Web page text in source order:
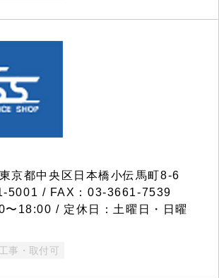
都中央区日本橋小伝馬町8-6
5001 / FAX：03-3661-7539
〜18:00 / 定休日：土曜日・日曜
工事・取付可